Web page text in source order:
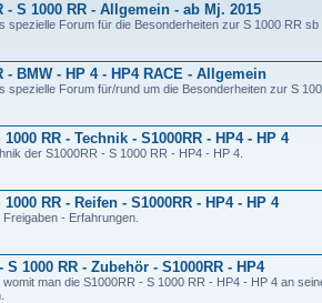
- S 1000 RR - Allgemein - ab Mj. 2015
spezielle Forum für die Besonderheiten zur S 1000 RR sb
- BMW - HP 4 - HP4 RACE - Allgemein
spezielle Forum für/rund um die Besonderheiten zur S
1000 RR - Technik - S1000RR - HP4 - HP 4
der S1000RR - S 1000 RR - HP4 - HP 4.
1000 RR - Reifen - S1000RR - HP4 - HP 4
Freigaben - Erfahrungen.
S 1000 RR - Zubehör - S1000RR - HP4
womit man die S1000RR - S 1000 RR - HP4 - HP 4 an